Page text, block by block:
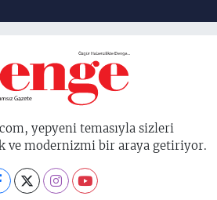
yepyeni temasıyla sizleri
ve modernizmi bir araya getiriyor.